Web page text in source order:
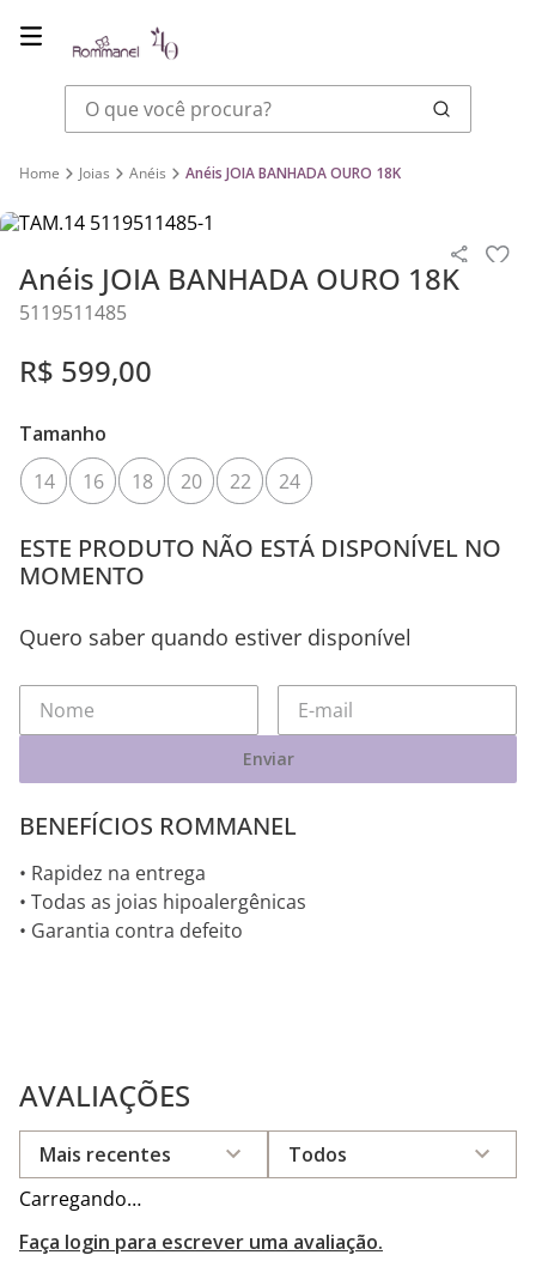
O que você procura?
Joias Anéis Anéis JOIA BANHADA OURO 18K
Anéis JOIA BANHADA OURO 18K
5119511485
R$ 599,00
Tamanho
14
16 18 20 22 24
ESTE PRODUTO NÃO ESTÁ DISPONÍVEL NO
MOMENTO
Quero saber quando estiver disponível
Enviar
BENEFÍCIOS ROMMANEL
• Rapidez na entrega
• Todas as joias hipoalergênicas
• Garantia contra defeito
AVALIAÇÕES
Carregando…
Faça login para escrever uma avaliação.
Mais recentes Todos